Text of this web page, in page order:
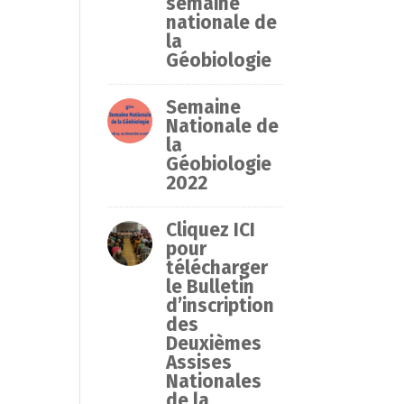
nationale de
la
Géobiologie
Semaine
Nationale de
la
Géobiologie
2022
Cliquez ICI
pour
télécharger
le Bulletin
d’inscription
des
Deuxièmes
Assises
Nationales